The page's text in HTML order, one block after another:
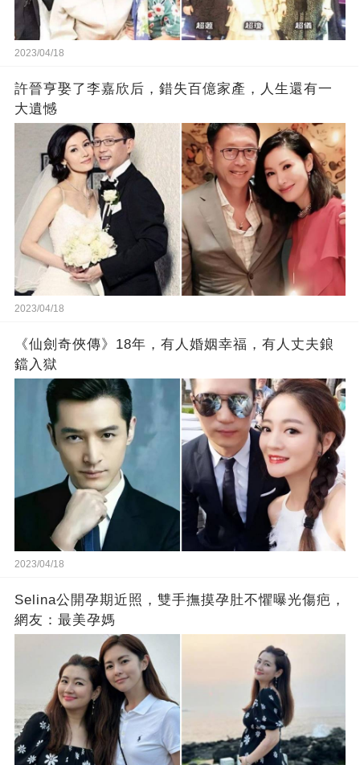
2023/04/18
許晉亨娶了李嘉欣后，錯失百億家產，人生還有一
大遺憾
2023/04/18
《仙劍奇俠傳》18年，有人婚姻幸福，有人丈夫鋃
鐺入獄
2023/04/18
Selina公開孕期近照，雙手撫摸孕肚不懼曝光傷疤，
網友：最美孕媽